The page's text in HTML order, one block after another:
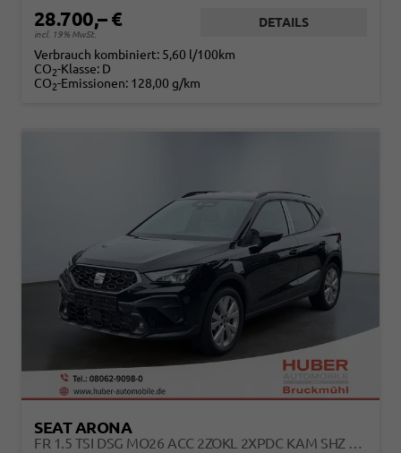
28.700,– €
incl. 19% MwSt.
DETAILS
Verbrauch kombiniert: 5,60 l/100km
CO2-Klasse: D
CO2-Emissionen: 128,00 g/km
SEAT ARONA
FR 1.5 TSI DSG MO26 ACC 2ZOKL 2XPDC KAM SHZ FULL LINK